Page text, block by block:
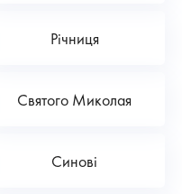
Річниця
Святого Миколая
Синові